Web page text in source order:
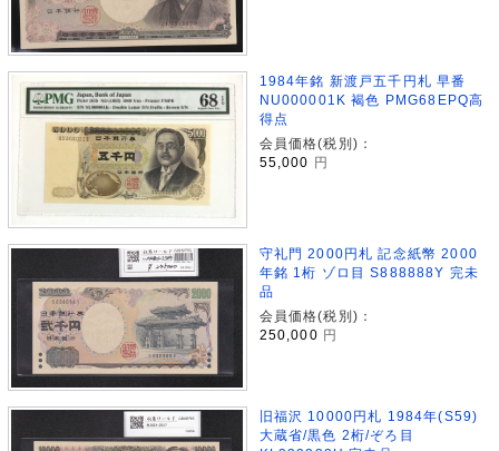
1984年銘 新渡戸五千円札 早番
NU000001K 褐色 PMG68EPQ高
得点
会員価格(税別)：
55,000 円
守礼門 2000円札 記念紙幣 2000
年銘 1桁 ゾロ目 S888888Y 完未
品
会員価格(税別)：
250,000 円
旧福沢 10000円札 1984年(S59)
大蔵省/黒色 2桁/ぞろ目